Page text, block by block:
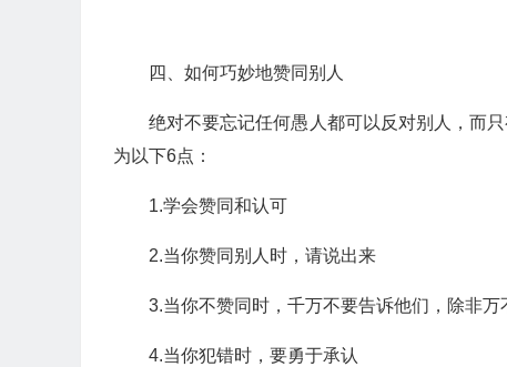
四、如何巧妙地赞同别人
绝对不要忘记任何愚人都可以反对别人，而
为以下6点：
1.学会赞同和认可
2.当你赞同别人时，请说出来
3.当你不赞同时，千万不要告诉他们，除非万
4.当你犯错时，要勇于承认